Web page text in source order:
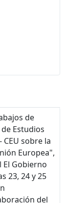
de
Estudios
sobre la
Europea",
Gobierno
23, 24 y 25
del